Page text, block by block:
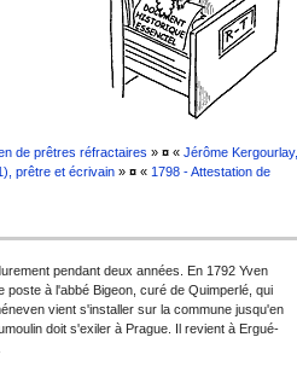
de prêtres réfractaires » ¤ « Jérôme Kergourlay,
prêtre et écrivain » ¤ « 1798 - Attestation de
pendant deux années. En 1792 Yven
poste à l'abbé Bigeon, curé de Quimperlé, qui
vient s'installer sur la commune jusqu'en
doit s'exiler à Prague. Il revient à Ergué-